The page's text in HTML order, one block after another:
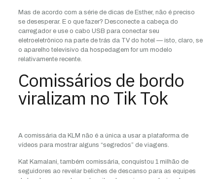
Mas de acordo com a série de dicas de Esther, não é preciso
se desesperar. E o que fazer? Desconecte a cabeça do
carregador e use o cabo USB para conectar seu
eletroeletrônico na parte de trás da TV do hotel — isto, claro, se
o aparelho televisivo da hospedagem for um modelo
relativamente recente.
Comissários de bordo
viralizam no Tik Tok
A comissária da KLM não é a única a usar a plataforma de
vídeos para mostrar alguns “segredos” de viagens.
Kat Kamalani, também comissária, conquistou 1 milhão de
seguidores ao revelar beliches de descanso para as equipes